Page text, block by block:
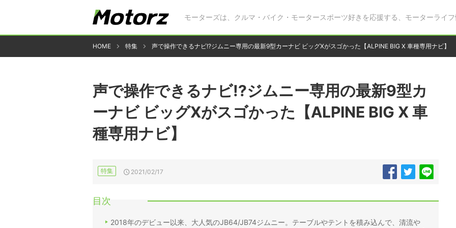
モーターズは、クルマ・バイク・モータースポーツ好きを応援する、モーターライフ
HOME 特集 声で操作できるナビ!?ジムニー専用の最新9型カーナビ ビッグXがスゴかった【ALPINE BIG X 車種専用ナビ】
声で操作できるナビ!?ジムニー専用の最新9型カ
ーナビ ビッグXがスゴかった【ALPINE BIG X 車
種専用ナビ】
特集 2021/02/17
目次
2018年のデビュー以来、大人気のJB64/JB74ジムニー。テーブルやテントを積み込んで、清流や